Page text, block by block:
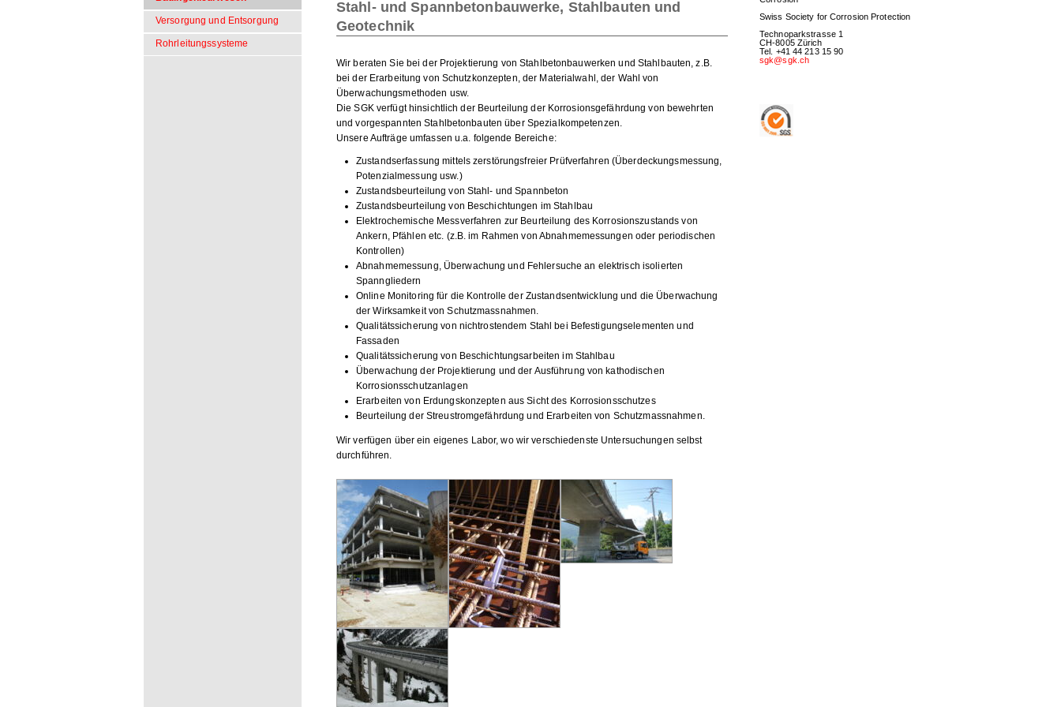
Stahl- und Spannbetonbauwerke, Stahlbauten und
Geotechnik
Wir beraten Sie bei der Projektierung von Stahlbetonbauwerken und Stahlbauten, z.B.
bei der Erarbeitung von Schutzkonzepten, der Materialwahl, der Wahl von
Überwachungsmethoden usw.
Die SGK verfügt hinsichtlich der Beurteilung der Korrosionsgefährdung von bewehrten
und vorgespannten Stahlbetonbauten über Spezialkompetenzen.
Unsere Aufträge umfassen u.a. folgende Bereiche:
Zustandserfassung mittels zerstörungsfreier Prüfverfahren (Überdeckungsmessung,
Potenzialmessung usw.)
Zustandsbeurteilung von Stahl- und Spannbeton
Zustandsbeurteilung von Beschichtungen im Stahlbau
Elektrochemische Messverfahren zur Beurteilung des Korrosionszustands von
Ankern, Pfählen etc. (z.B. im Rahmen von Abnahmemessungen oder periodischen
Kontrollen)
Abnahmemessung, Überwachung und Fehlersuche an elektrisch isolierten
Spanngliedern
Online Monitoring für die Kontrolle der Zustandsentwicklung und die Überwachung
der Wirksamkeit von Schutzmassnahmen.
Qualitätssicherung von nichtrostendem Stahl bei Befestigungselementen und
Fassaden
Qualitätssicherung von Beschichtungsarbeiten im Stahlbau
Überwachung der Projektierung und der Ausführung von kathodischen
Korrosionsschutzanlagen
Erarbeiten von Erdungskonzepten aus Sicht des Korrosionsschutzes
Beurteilung der Streustromgefährdung und Erarbeiten von Schutzmassnahmen.
Wir verfügen über ein eigenes Labor, wo wir verschiedenste Untersuchungen selbst
durchführen.
Versorgung und Entsorgung
Rohrleitungssysteme
Swiss Society for Corrosion Protection
Technoparkstrasse 1
CH-8005 Zürich
Tel. +41 44 213 15 90
sgk@sgk.ch